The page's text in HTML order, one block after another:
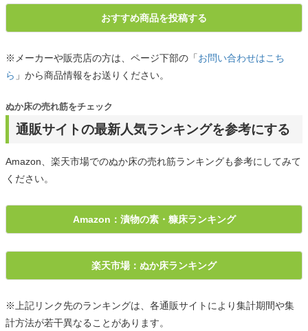
おすすめ商品を投稿する
※メーカーや販売店の方は、ページ下部の「お問い合わせはこち
ら 」から商品情報をお送りください。
通販サイトの最新人気ランキングを参考にする
ぬか床の売れ筋をチェック
Amazon、楽天市場でのぬか床の売れ筋ランキングも参考にしてみて
ください。
Amazon：漬物の素・糠床ランキング
楽天市場：ぬか床ランキング
※上記リンク先のランキングは、各通販サイトにより集計期間や集
計方法が若干異なることがあります。